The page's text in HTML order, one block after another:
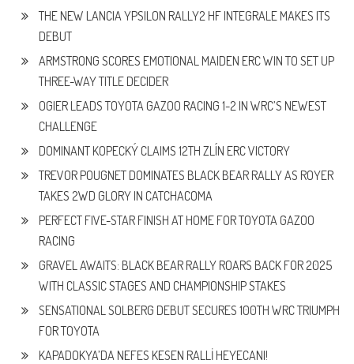
THE NEW LANCIA YPSILON RALLY2 HF INTEGRALE MAKES ITS
DEBUT
ARMSTRONG SCORES EMOTIONAL MAIDEN ERC WIN TO SET UP
THREE-WAY TITLE DECIDER
OGIER LEADS TOYOTA GAZOO RACING 1-2 IN WRC’S NEWEST
CHALLENGE
DOMINANT KOPECKÝ CLAIMS 12TH ZLÍN ERC VICTORY
TREVOR POUGNET DOMINATES BLACK BEAR RALLY AS ROYER
TAKES 2WD GLORY IN CATCHACOMA
PERFECT FIVE-STAR FINISH AT HOME FOR TOYOTA GAZOO
RACING
GRAVEL AWAITS: BLACK BEAR RALLY ROARS BACK FOR 2025
WITH CLASSIC STAGES AND CHAMPIONSHIP STAKES
SENSATIONAL SOLBERG DEBUT SECURES 100TH WRC TRIUMPH
FOR TOYOTA
KAPADOKYA’DA NEFES KESEN RALLİ HEYECANI!